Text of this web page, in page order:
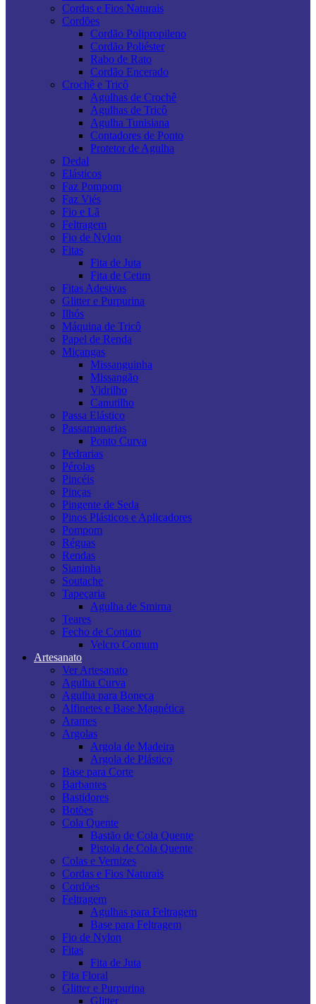
Cordas e Fios Naturais
Cordões
Cordão Polipropileno
Cordão Poliéster
Rabo de Rato
Cordão Encerado
Crochê e Tricô
Agulhas de Crochê
Agulhas de Tricô
Agulha Tunisiana
Contadores de Ponto
Protetor de Agulha
Dedal
Elásticos
Faz Pompom
Faz Viés
Fio e Lã
Feltragem
Fio de Nylon
Fitas
Fita de Juta
Fita de Cetim
Fitas Adesivas
Glitter e Purpurina
Ilhós
Máquina de Tricô
Papel de Renda
Miçangas
Missanguinha
Missangão
Vidrilho
Canutilho
Passa Elástico
Passamanarias
Ponto Curva
Pedrarias
Pérolas
Pincéis
Pinças
Pingente de Seda
Pinos Plásticos e Aplicadores
Pompom
Réguas
Rendas
Sianinha
Soutache
Tapeçaria
Agulha de Smirna
Teares
Fecho de Contato
Velcro Comum
Artesanato
Ver Artesanato
Agulha Curva
Agulha para Boneca
Alfinetes e Base Magnética
Arames
Argolas
Argola de Madeira
Argola de Plástico
Base para Corte
Barbantes
Bastidores
Botões
Cola Quente
Bastão de Cola Quente
Pistola de Cola Quente
Colas e Vernizes
Cordas e Fios Naturais
Cordões
Feltragem
Agulhas para Feltragem
Base para Feltragem
Fio de Nylon
Fitas
Fita de Juta
Fita Floral
Glitter e Purpurina
Glitter